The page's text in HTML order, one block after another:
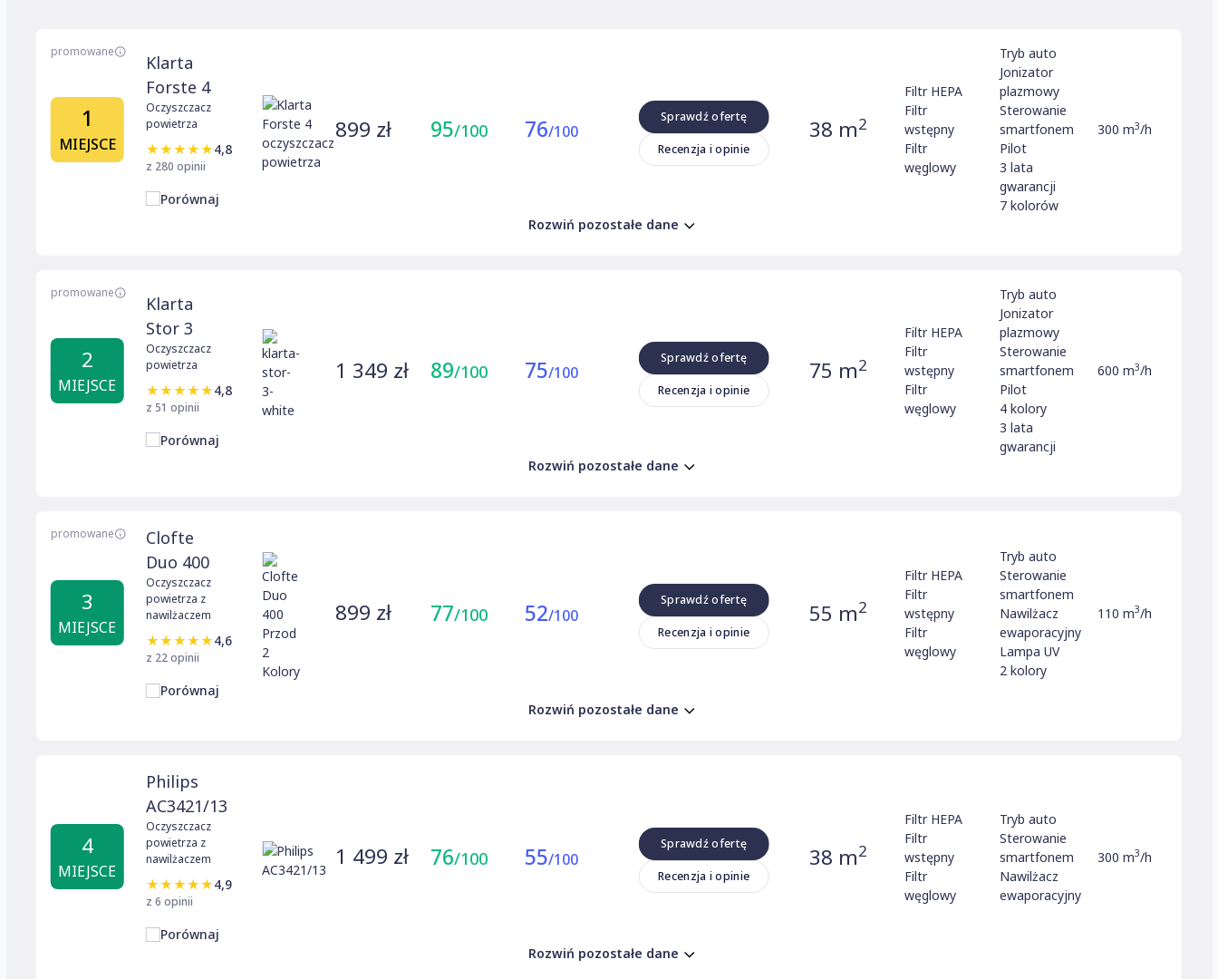
z jonizatorem
Producenci:
Oczyszczacze
Sharp •
Warmtec
Winix
Recenzje oczyszczaczy powietrza
promowane
1
MIEJSCE
Klarta
Forste 4
Oczyszczacz
powietrza
★★★★★4,8
z 280 opinii
Porównaj
899 zł 95/100 76/100
Sprawdź ofertę
Recenzja i opinie
38 m2
Filtr HEPA
Filtr
wstępny
Filtr
węglowy
Tryb auto
Jonizator
plazmowy
Sterowanie
smartfonem
Pilot
3 lata
gwarancji
7 kolorów
300 m3/h
Rozwiń pozostałe dane
promowane
2
MIEJSCE
Klarta
Stor 3
Oczyszczacz
powietrza
★★★★★4,8
z 51 opinii
Porównaj
1 349 zł 89/100 75/100
Sprawdź ofertę
Recenzja i opinie
75 m2
Filtr HEPA
Filtr
wstępny
Filtr
węglowy
Tryb auto
Jonizator
plazmowy
Sterowanie
smartfonem
Pilot
4 kolory
3 lata
gwarancji
600 m3/h
Rozwiń pozostałe dane
promowane
3
MIEJSCE
Clofte
Duo 400
Oczyszczacz
powietrza z
nawilżaczem
★★★★★4,6
z 22 opinii
Porównaj
899 zł 77/100 52/100
Sprawdź ofertę
Recenzja i opinie
55 m2
Filtr HEPA
Filtr
wstępny
Filtr
węglowy
Tryb auto
Sterowanie
smartfonem
Nawilżacz
ewaporacyjny
Lampa UV
2 kolory
110 m3/h
Rozwiń pozostałe dane
4
MIEJSCE
Philips
AC3421/13
Oczyszczacz
powietrza z
nawilżaczem
★★★★★4,9
z 6 opinii
Porównaj
1 499 zł 76/100 55/100
Sprawdź ofertę
Recenzja i opinie
38 m2
Filtr HEPA
Filtr
wstępny
Filtr
węglowy
Tryb auto
Sterowanie
smartfonem
Nawilżacz
ewaporacyjny
300 m3/h
Rozwiń pozostałe dane